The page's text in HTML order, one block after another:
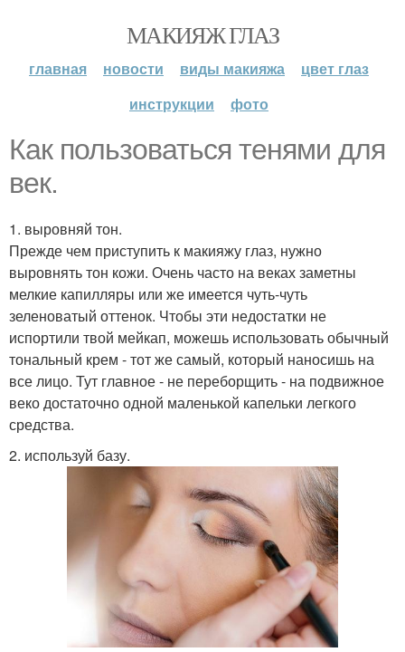
МАКИЯЖ ГЛАЗ
главная новости виды макияжа
цвет глаз
инструкции
фото
Как пользоваться тенями для
век.
1. выровняй тон.
Прежде чем приступить к макияжу глаз, нужно
выровнять тон кожи. Очень часто на веках заметны
мелкие капилляры или же имеется чуть-чуть
зеленоватый оттенок. Чтобы эти недостатки не
испортили твой мейкап, можешь использовать обычный
тональный крем - тот же самый, который наносишь на
все лицо. Тут главное - не переборщить - на подвижное
веко достаточно одной маленькой капельки легкого
средства.
2. используй базу.